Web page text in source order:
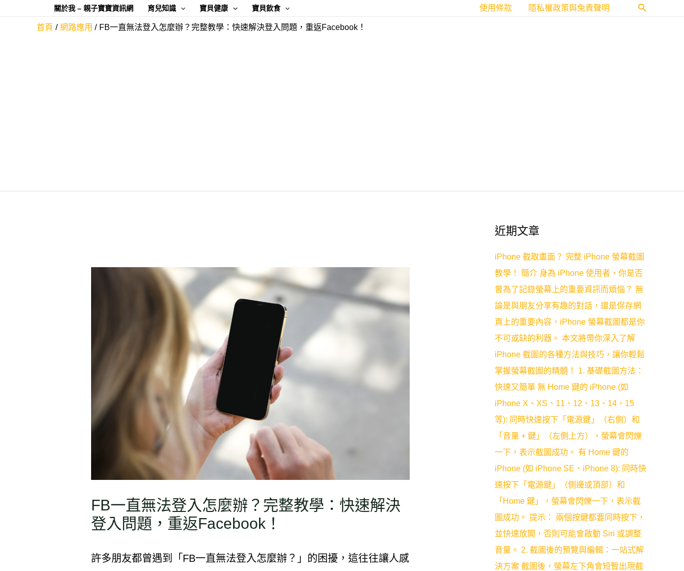
關於我 – 親子寶寶資訊網 育兒知識 寶貝健康 寶貝飲食 使用條款 隱私權政策與免責聲明
搜
首頁 網路應用 FB一直無法登入怎麼辦？完整教學：快速解決登入問題，重返Facebook！
FB一直無法登入怎麼辦？完整教學：快速解決
登入問題，重返Facebook！
許多朋友都曾遇到「FB一直無法登入怎麼辦？」的困擾，這往往讓人感
近期文章
iPhone 截取畫面？ 完整 iPhone 螢幕截圖
教學！ 簡介 身為 iPhone 使用者，你是否
曾為了記錄螢幕上的重要資訊而煩惱？ 無
論是與朋友分享有趣的對話，還是保存網
頁上的重要內容，iPhone 螢幕截圖都是你
不可或缺的利器。 本文將帶你深入了解
iPhone 截圖的各種方法與技巧，讓你輕鬆
掌握螢幕截圖的精髓！ 1. 基礎截圖方法：
快速又簡單 無 Home 鍵的 iPhone (如
iPhone X、XS、11、12、13、14、15
等): 同時快速按下「電源鍵」（右側）和
「音量 + 鍵」（左側上方），螢幕會閃爍
一下，表示截圖成功。 有 Home 鍵的
iPhone (如 iPhone SE、iPhone 8): 同時快
速按下「電源鍵」（側邊或頂部）和
「Home 鍵」，螢幕會閃爍一下，表示截
圖成功。 提示： 兩個按鍵都要同時按下，
並快速放開，否則可能會啟動 Siri 或調整
音量。 2. 截圖後的預覽與編輯：一站式解
決方案 截圖後，螢幕左下角會短暫出現截